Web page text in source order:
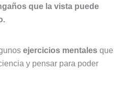
que la vista puede
ejercicios mentalesque
y pensar para poder